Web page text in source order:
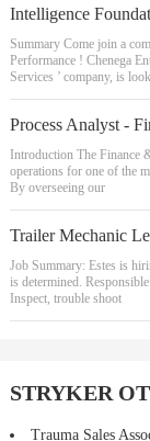
Intelligence
Summary Come join a
Performance ! Chenega
Services ’ company, is
Process Analyst -
Introduction The Finance
operations for one of the
By overseeing our
Trailer Mechanic
Job Summary: Estes is
is determined.
Inspect, trouble shoot
STRYKER
Trauma Sales